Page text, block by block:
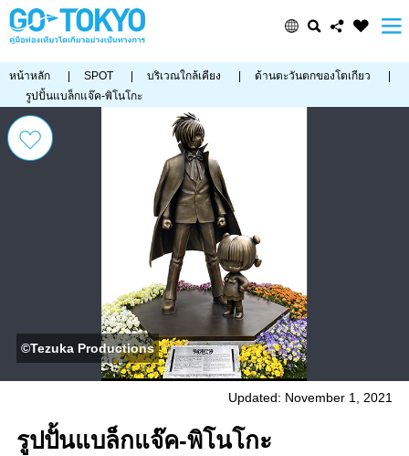
หน้าหลัก SPOT บริเวณใกล้เคียง ด้านตะวันตกของโตเกียว
รูปปั้นแบล็กแจ๊ค-พิโนโกะ
©Tezuka Productions
Updated: November 1, 2021
รูปปั้นแบล็กแจ๊ค-พิโนโกะ